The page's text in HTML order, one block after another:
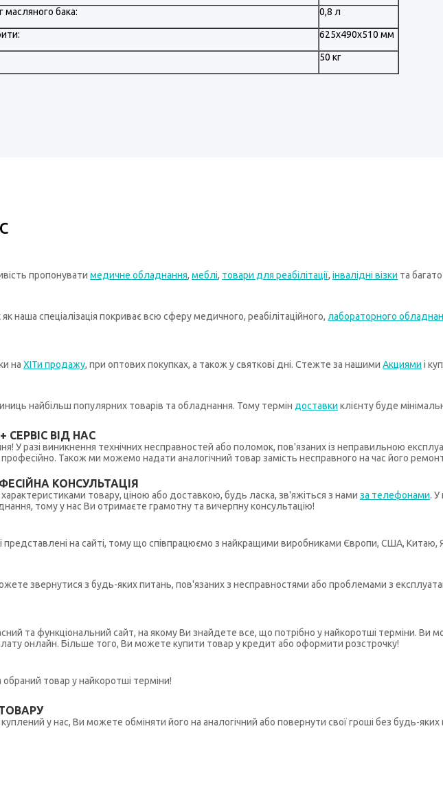
масляного бака: 0,8 л
625х490х510 мм
50 кг
пропонувати медичне обладнання, меблі, товари для реабілітації, інвалідні візки та
спеціалізація покриває всю сферу медичного, реабілітаційного, лабораторного
на ХІТи продажу, при оптових покупках, а також у святкові дні. Стежте за нашими Акциями і
найбільш популярних товарів та обладнання. Тому термін доставки клієнту буде
СЕРВІС ВІД НАС
У разі виникнення технічних несправностей або поломок, пов'язаних із неправильною
Також ми можемо надати аналогічний товар замість несправного на час його
КОНСУЛЬТАЦІЯ
товару, ціною або доставкою, будь ласка, зв'яжіться з нами за телефонами. У
тому у нас Ви отримаєте грамотну та вичерпну консультацію!
представлені на сайті, тому що співпрацюємо з найкращими виробниками Європи, США, Китаю,
звернутися з будь-яких питань, пов'язаних з несправностями або проблемами з
та функціональний сайт, на якому Ви знайдете все, що потрібно у найкоротші терміни.
онлайн. Більше того, Ви можете купити товар у кредит або оформити розстрочку!
товар у найкоротші терміни!
у нас, Ви можете обміняти його на аналогічний або повернути свої гроші без будь-